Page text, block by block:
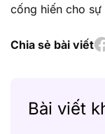
cống hiến cho
Chia sẻ bài viết
Bài viết